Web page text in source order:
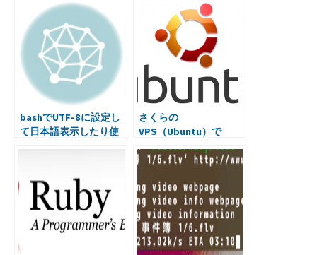
bashでUTF-8に設定し
て日本語表示したり使
さくらの
VPS（Ubuntu）で
に。